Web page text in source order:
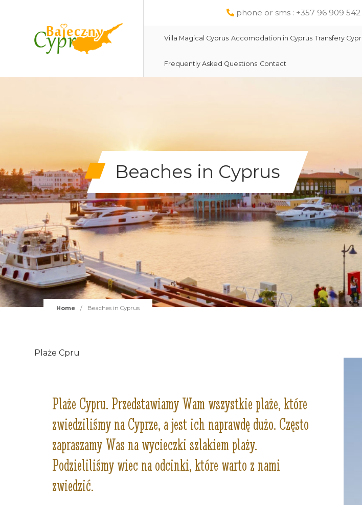
phone or sms : +357 96 909 542
Villa Magical Cyprus Accomodation in Cyprus Transfery Cypr
Frequently Asked Questions Contact
Beaches in Cyprus
Home / Beaches in Cyprus
Plaże Cpru
Plaże Cypru. Przedstawiamy Wam wszystkie plaże, które
zwiedziliśmy na Cyprze, a jest ich naprawdę dużo. Często
zapraszamy Was na wycieczki szlakiem plaży.
Podzieliliśmy wiec na odcinki, które warto z nami
zwiedzić.